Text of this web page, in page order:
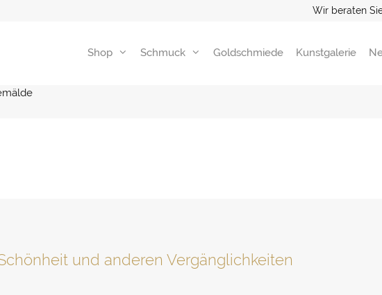
Wir beraten
Shop Schmuck Goldschmiede Kunstgalerie
und anderen Vergänglichkeiten